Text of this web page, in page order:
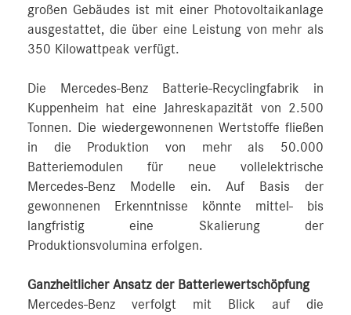
großen Gebäudes ist mit einer Photovoltaikanlage
ausgestattet, die über eine Leistung von mehr als
350 Kilowattpeak verfügt.
Die Mercedes-Benz Batterie-Recyclingfabrik in
Kuppenheim hat eine Jahreskapazität von 2.500
Tonnen. Die wiedergewonnenen Wertstoffe fließen
in die Produktion von mehr als 50.000
Batteriemodulen für neue vollelektrische
Mercedes-Benz Modelle ein. Auf Basis der
gewonnenen Erkenntnisse könnte mittel- bis
langfristig eine Skalierung der
Produktionsvolumina erfolgen.
Ganzheitlicher Ansatz der Batteriewertschöpfung
Mercedes-Benz verfolgt mit Blick auf die